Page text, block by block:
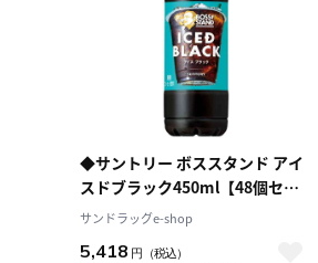
◆サントリー ボススタンド アイ
スドブラック450ml【48個セッ
ト】
サンドラッグe-shop
5,418 円 （税込）